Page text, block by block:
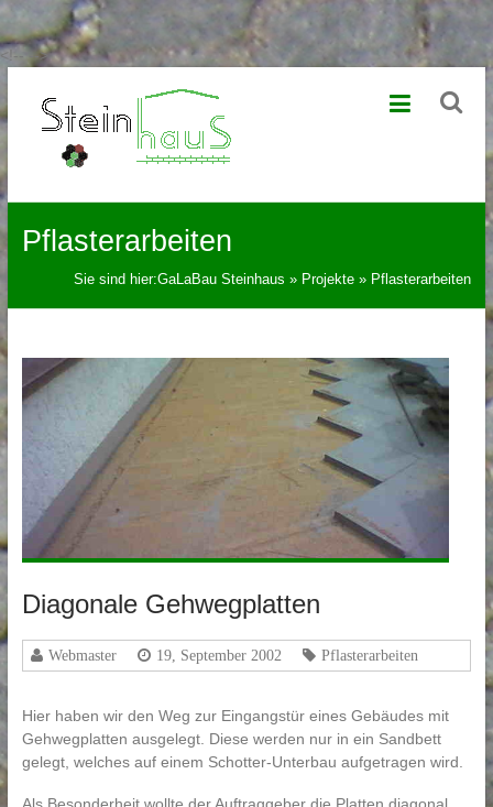
<!-- -->
Inhalt
springen
GaLaBau
Steinhaus
Pflasterung
Pflasterversiegelung
Pflasterarbeiten
Sie sind hier:GaLaBau Steinhaus » Projekte » Pflasterarbeiten
Diagonale Gehwegplatten
Webmaster 19, September 2002 Pflasterarbeiten
Hier haben wir den Weg zur Eingangstür eines Gebäudes mit
Gehwegplatten ausgelegt. Diese werden nur in ein Sandbett
gelegt, welches auf einem Schotter-Unterbau aufgetragen wird.